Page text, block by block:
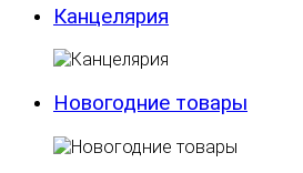
Канцелярия
Новогодние товары